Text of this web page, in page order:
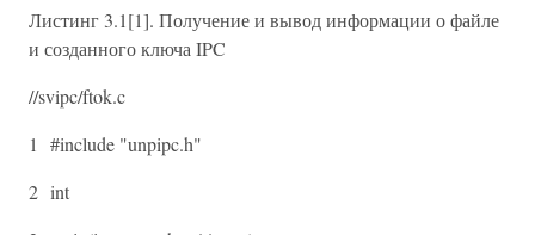
Листинг 3.1[1]. Получение и вывод информации о файле
и созданного ключа IPC
//svipc/ftok.c
1 #include "unpipc.h"
2 int